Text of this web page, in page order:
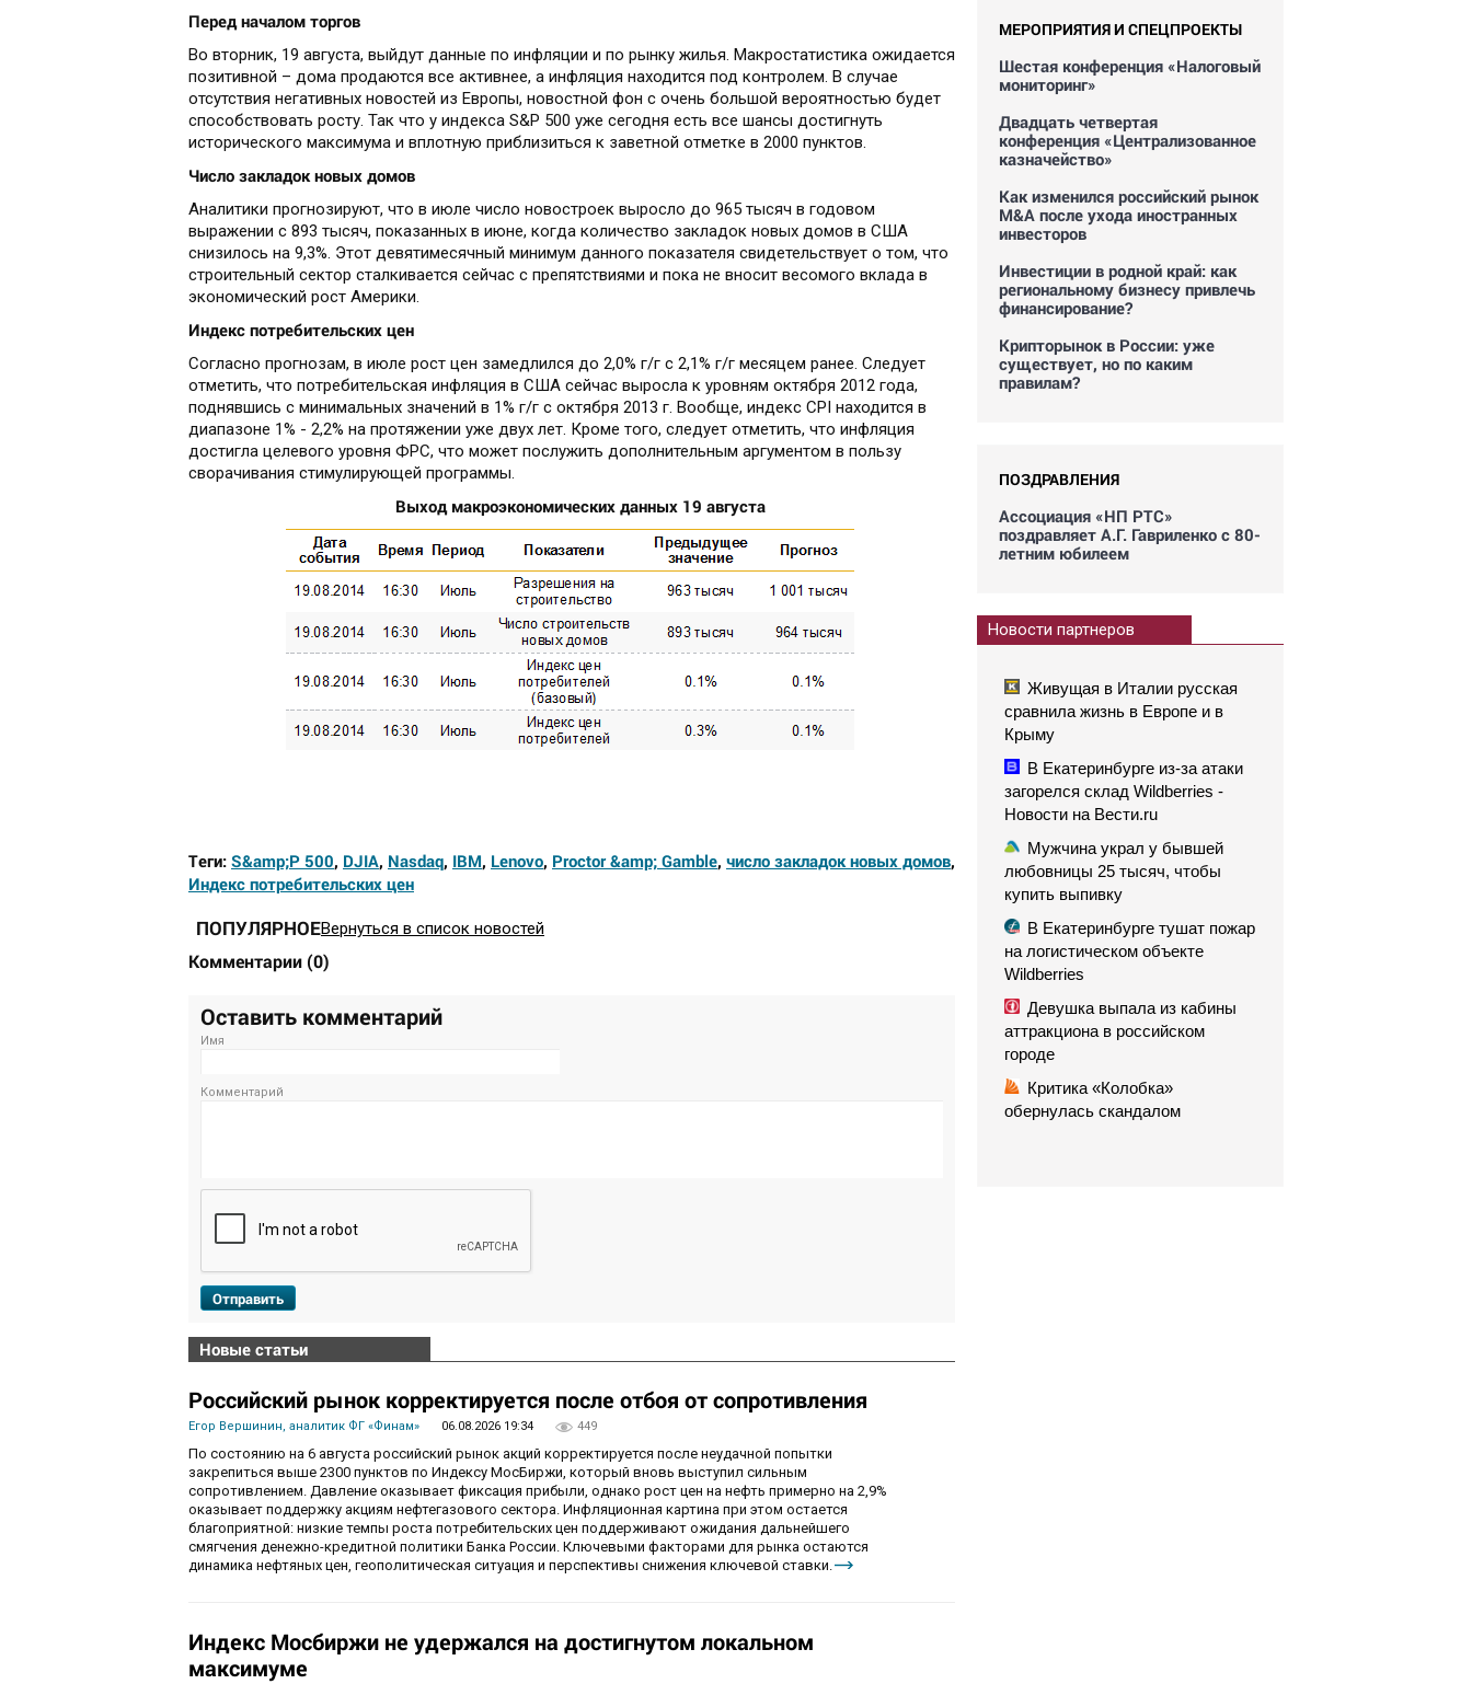
Перед началом торгов
Во вторник, 19 августа, выйдут данные по инфляции и по рынку жилья. Макростатистика ожидается
позитивной – дома продаются все активнее, а инфляция находится под контролем. В случае
отсутствия негативных новостей из Европы, новостной фон с очень большой вероятностью будет
способствовать росту. Так что у индекса S&P 500 уже сегодня есть все шансы достигнуть
исторического максимума и вплотную приблизиться к заветной отметке в 2000 пунктов.
Число закладок новых домов
Аналитики прогнозируют, что в июле число новостроек выросло до 965 тысяч в годовом
выражении с 893 тысяч, показанных в июне, когда количество закладок новых домов в США
снизилось на 9,3%. Этот девятимесячный минимум данного показателя свидетельствует о том, что
строительный сектор сталкивается сейчас с препятствиями и пока не вносит весомого вклада в
экономический рост Америки.
Индекс потребительских цен
Согласно прогнозам, в июле рост цен замедлился до 2,0% г/г с 2,1% г/г месяцем ранее. Следует
отметить, что потребительская инфляция в США сейчас выросла к уровням октября 2012 года,
поднявшись с минимальных значений в 1% г/г с октября 2013 г. Вообще, индекс CPI находится в
диапазоне 1% - 2,2% на протяжении уже двух лет. Кроме того, следует отметить, что инфляция
достигла целевого уровня ФРС, что может послужить дополнительным аргументом в пользу
сворачивания стимулирующей программы.
Выход макроэкономических данных 19 августа
Теги: S&amp;P 500, DJIA, Nasdaq, IBM, Lenovo, Proctor &amp; Gamble, число закладок новых домов,
Индекс потребительских цен
ПОПУЛЯРНОЕВернуться в список новостей
Комментарии (0)
Оставить комментарий
Имя
Комментарий
Отправить
Новые статьи
Российский рынок корректируется после отбоя от сопротивления
Егор Вершинин, аналитик ФГ «Финам» 06.08.2026 19:34 449
По состоянию на 6 августа российский рынок акций корректируется после неудачной попытки
закрепиться выше 2300 пунктов по Индексу МосБиржи, который вновь выступил сильным
сопротивлением. Давление оказывает фиксация прибыли, однако рост цен на нефть примерно на 2,9%
оказывает поддержку акциям нефтегазового сектора. Инфляционная картина при этом остается
благоприятной: низкие темпы роста потребительских цен поддерживают ожидания дальнейшего
смягчения денежно-кредитной политики Банка России. Ключевыми факторами для рынка остаются
динамика нефтяных цен, геополитическая ситуация и перспективы снижения ключевой ставки.
Индекс Мосбиржи не удержался на достигнутом локальном
максимуме
МЕРОПРИЯТИЯ И СПЕЦПРОЕКТЫ
Шестая конференция «Налоговый
мониторинг»
Двадцать четвертая
конференция «Централизованное
казначейство»
Как изменился российский рынок
M&A после ухода иностранных
инвесторов
Инвестиции в родной край: как
региональному бизнесу привлечь
финансирование?
Крипторынок в России: уже
существует, но по каким
правилам?
ПОЗДРАВЛЕНИЯ
Ассоциация «НП РТС»
поздравляет А.Г. Гавриленко с 80-
летним юбилеем
Новости партнеров
Живущая в Италии русская
сравнила жизнь в Европе и в
Крыму
В Екатеринбурге из-за атаки
загорелся склад Wildberries -
Новости на Вести.ru
Мужчина украл у бывшей
любовницы 25 тысяч, чтобы
купить выпивку
В Екатеринбурге тушат пожар
на логистическом объекте
Wildberries
Девушка выпала из кабины
аттракциона в российском
городе
Критика «Колобка»
обернулась скандалом